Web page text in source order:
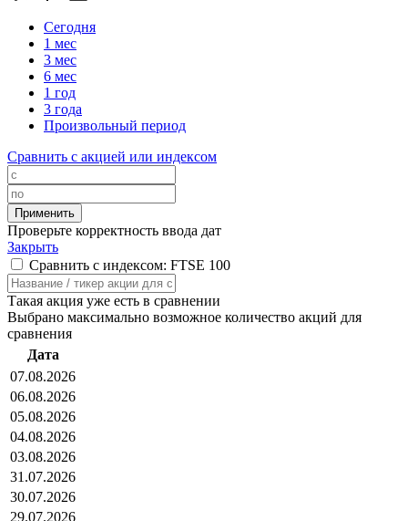
Сегодня
1 мес
3 мес
6 мес
1 год
3 года
Произвольный период
Сравнить с акцией или индексом
Проверьте корректность ввода дат
Закрыть
Сравнить с индексом: FTSE 100
Такая акция уже есть в сравнении
Выбрано максимально возможное количество акций для
сравнения
Дата
07.08.2026
06.08.2026
05.08.2026
04.08.2026
03.08.2026
31.07.2026
30.07.2026
29.07.2026